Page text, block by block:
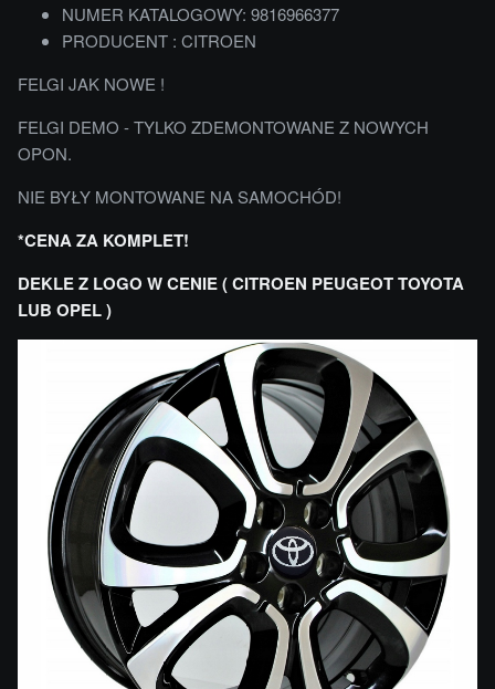
NUMER KATALOGOWY: 9816966377
PRODUCENT : CITROEN
FELGI JAK NOWE !
FELGI DEMO - TYLKO ZDEMONTOWANE Z NOWYCH
OPON.
NIE BYŁY MONTOWANE NA SAMOCHÓD!
*CENA ZA KOMPLET!
DEKLE Z LOGO W CENIE ( CITROEN PEUGEOT TOYOTA
LUB OPEL )